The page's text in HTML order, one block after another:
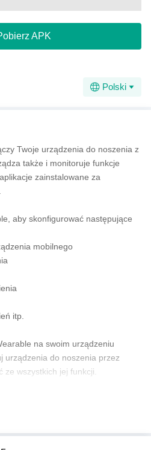
APK
Polski
Twoje urządzenia do noszenia z
także i monitoruje funkcje
zainstalowane za
aby skonfigurować następujące
mobilnego
itp.
na swoim urządzeniu
urządzenia do noszenia przez
wszystkich jej funkcji.
Galaxy Wearable są dostępne
noszenia jest połączone z